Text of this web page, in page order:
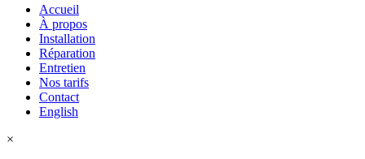
Accueil
À propos
Installation
Réparation
Entretien
Nos tarifs
Contact
English
×